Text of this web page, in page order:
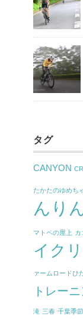
タグ
CANYON
たかたのゆめち
んり
マトペの屋上 カ
イク
ァームロードひ
トレー
滝 三春 千葉季